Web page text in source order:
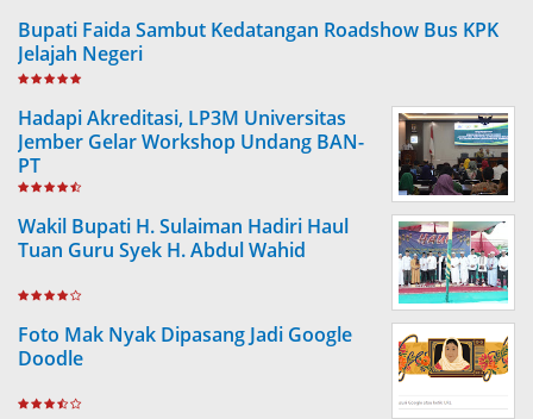
Bupati Faida Sambut Kedatangan Roadshow Bus KPK
Jelajah Negeri
Hadapi Akreditasi, LP3M Universitas
Jember Gelar Workshop Undang BAN-
PT
Wakil Bupati H. Sulaiman Hadiri Haul
Tuan Guru Syek H. Abdul Wahid
Foto Mak Nyak Dipasang Jadi Google
Doodle